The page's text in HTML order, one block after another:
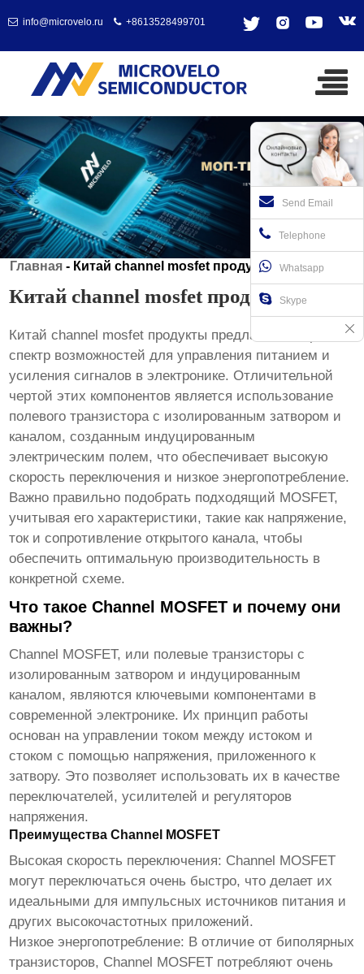
info@microvelo.ru +8613528499701
Главная - Китай channel mosfet продукты
Китай channel mosfet продукты
Китай channel mosfet продукты предлагают широкий
спектр возможностей для управления питанием и
усиления сигналов в электронике. Отличительной
чертой этих компонентов является использование
полевого транзистора с изолированным затвором и
каналом, созданным индуцированным
электрическим полем, что обеспечивает высокую
скорость переключения и низкое энергопотребление.
Важно правильно подобрать подходящий MOSFET,
учитывая его характеристики, такие как напряжение,
ток и сопротивление открытого канала, чтобы
обеспечить оптимальную производительность в
конкретной схеме.
Что такое Channel MOSFET и почему они
важны?
Channel MOSFET, или полевые транзисторы с
изолированным затвором и индуцированным
каналом, являются ключевыми компонентами в
современной электронике. Их принцип работы
основан на управлении током между истоком и
стоком с помощью напряжения, приложенного к
затвору. Это позволяет использовать их в качестве
переключателей, усилителей и регуляторов
напряжения.
Преимущества Channel MOSFET
Высокая скорость переключения: Channel MOSFET
могут переключаться очень быстро, что делает их
идеальными для импульсных источников питания и
других высокочастотных приложений.
Низкое энергопотребление: В отличие от биполярных
транзисторов, Channel MOSFET потребляют очень
Send Email
Telephone
Whatsapp
Skype